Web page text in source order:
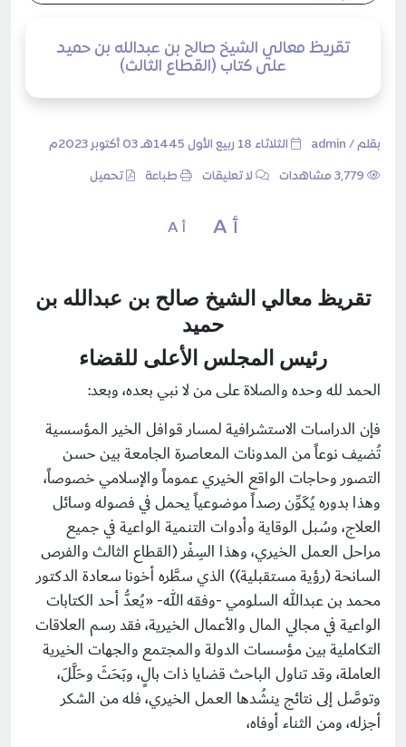
تقريظ معالي الشيخ صالح بن عبدالله بن حميد
على كتاب (القطاع الثالث)
بقلم / admin الثلاثاء 18 ربيع الأول 1445هـ 03 أكتوبر 2023م
لا تعليقات طباعة تحميل
أ A أ A
تقريظ معالي الشيخ صالح بن عبدالله بن
حميد
رئيس المجلس الأعلى للقضاء
الحمد لله وحده والصلاة على من لا نبي بعده، وبعد:
فإن الدراسات الاستشرافية لمسار قوافل الخير المؤسسية
تُضيف نوعاً من المدونات المعاصرة الجامعة بين حسن
التصور وحاجات الواقع الخيري عموماً والإسلامي خصوصاً،
وهذا بدوره يُكَوِّن رصداً موضوعياً يحمل في فصوله وسائل
العلاج، وسُبل الوقاية وأدوات التنمية الواعية في جميع
مراحل العمل الخيري، وهذا السِفْر (القطاع الثالث والفرص
السانحة (رؤية مستقبلية)) الذي سطَّره أخونا سعادة الدكتور
محمد بن عبدالله السلومي -وفقه الله-«يُعدُّ أحد الكتابات
الواعية في مجالي المال والأعمال الخيرية، فقد رسم العلاقات
التكاملية بين مؤسسات الدولة والمجتمع والجهات الخيرية
العاملة، وقد تناول الباحث قضايا ذات بالٍ، وبَحَثَ وحَلَّلَ،
وتوصَّل إلى نتائج ينشُدها العمل الخيري، فله من الشكر
أجزله، ومن الثناء أوفاه،